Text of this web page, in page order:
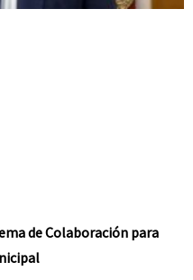
de Colaboración para